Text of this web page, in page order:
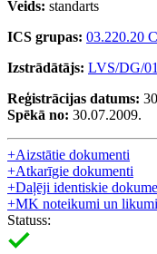
Veids: standarts
ICS grupas: 03.220.20
Izstrādātājs: LVS/DG/
Reģistrācijas datums:
Spēkā no: 30.07.2009.
+Aizstātie dokumenti
+Atkarīgie dokumenti
+Daļēji identiskie
+MK noteikumi un likumi
Statuss: